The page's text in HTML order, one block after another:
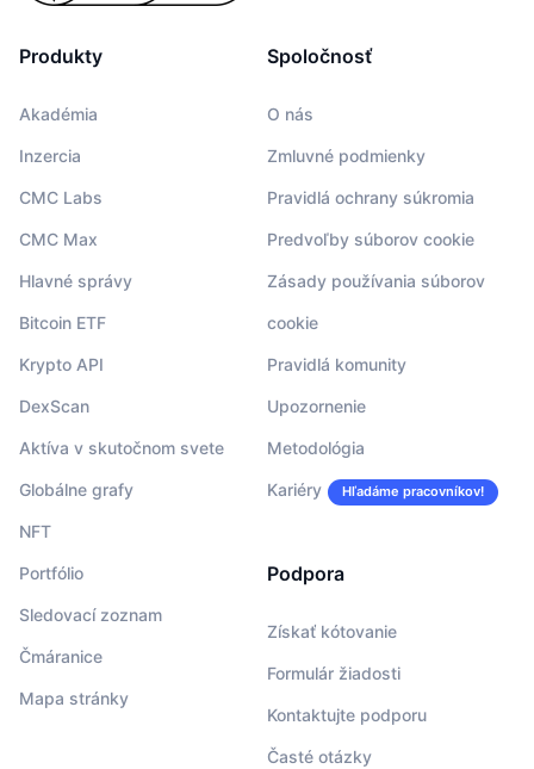
Produkty
Akadémia
Inzercia
CMC Labs
CMC Max
Hlavné správy
Bitcoin ETF
Krypto API
DexScan
Aktíva v skutočnom svete
Globálne grafy
NFT
Portfólio
Sledovací zoznam
Čmáranice
Mapa stránky
Spoločnosť
O nás
Zmluvné podmienky
Pravidlá ochrany súkromia
Predvoľby súborov cookie
Zásady používania súborov
cookie
Pravidlá komunity
Upozornenie
Metodológia
Kariéry Hľadáme pracovníkov!
Podpora
Získať kótovanie
Formulár žiadosti
Kontaktujte podporu
Časté otázky